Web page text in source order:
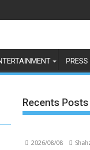
of Revenge and Love
श्री रामलीला महासंघ
PRESS
Recents Posts
2026/08/08